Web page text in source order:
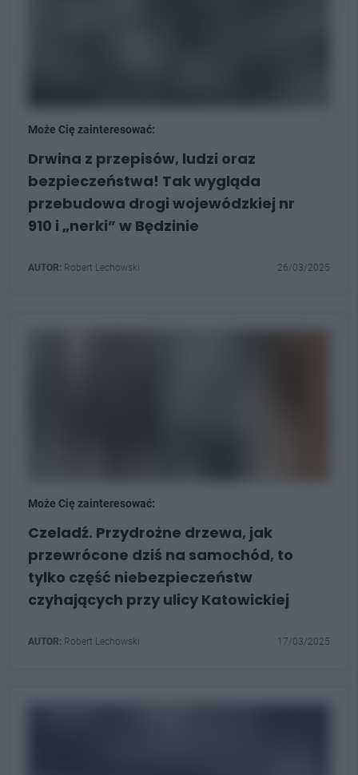
Może Cię zainteresować:
Drwina z przepisów, ludzi oraz
bezpieczeństwa! Tak wygląda
przebudowa drogi wojewódzkiej nr
910 i „nerki” w Będzinie
AUTOR: Robert Lechowski 26/03/2025
Może Cię zainteresować:
Czeladź. Przydrożne drzewa, jak
przewrócone dziś na samochód, to
tylko część niebezpieczeństw
czyhających przy ulicy Katowickiej
AUTOR: Robert Lechowski 17/03/2025